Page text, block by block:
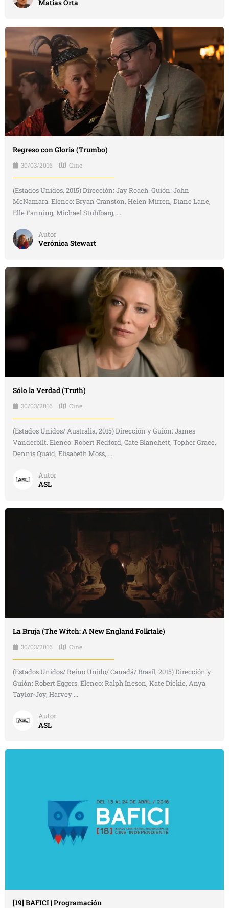
Matías Orta
Regreso con Gloria (Trumbo)
30/03/2016 Cine
(Estados Unidos, 2015) Dirección: Jay Roach. Guión: John
McNamara. Elenco: Bryan Cranston, Helen Mirren, Diane Lane,
Elle Fanning, Michael Stuhlbarg, ...
Autor
Verónica Stewart
Sólo la Verdad (Truth)
30/03/2016 Cine
(Estados Unidos/ Australia, 2015) Dirección y Guión: James
Vanderbilt. Elenco: Robert Redford, Cate Blanchett, Topher Grace,
Dennis Quaid, Elisabeth Moss, ...
Autor
ASL
La Bruja (The Witch: A New England Folktale)
30/03/2016 Cine
(Estados Unidos/ Reino Unido/ Canadá/ Brasil, 2015) Dirección y
Guión: Robert Eggers. Elenco: Ralph Ineson, Kate Dickie, Anya
Taylor-Joy, Harvey ...
Autor
ASL
[19] BAFICI | Programación